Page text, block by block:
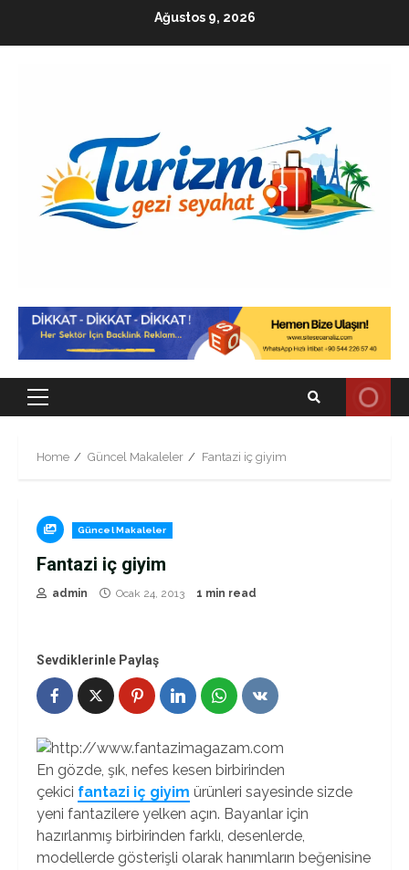
Ağustos 9, 2026
Primary
Home Güncel Makaleler Fantazi iç giyim
Güncel Makaleler
Fantazi iç giyim
admin Ocak 24, 2013 1 min read
Sevdiklerinle Paylaş
En gözde, şık, nefes kesen birbirinden
çekici fantazi iç giyim ürünleri sayesinde sizde
yeni fantazilere yelken açın. Bayanlar için
hazırlanmış birbirinden farklı, desenlerde,
modellerde gösterişli olarak hanımların beğenisine